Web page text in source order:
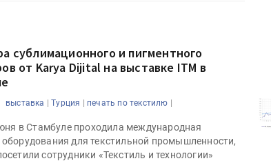
сублимационного и пигментного
от Karya Dijital на выставке ITM в
выставка |Турция | печать по текстилю |
в Стамбуле проходила международная
для текстильной промышленности,
сотрудники «Текстиль и технологии»
Росстат опубликовал статистику об
производства в стране за первое
полугодие 2026 года